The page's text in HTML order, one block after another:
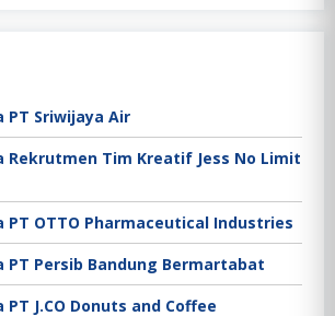
PT Sriwijaya Air
Rekrutmen Tim Kreatif Jess No Limit
PT OTTO Pharmaceutical Industries
PT Persib Bandung Bermartabat
J.CO Donuts and Coffee